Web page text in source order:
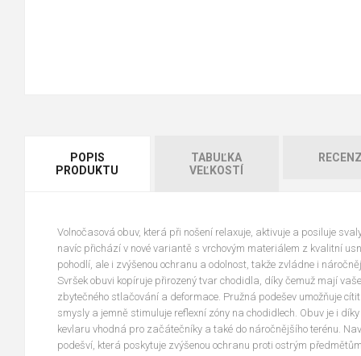
POPIS
PRODUKTU
TABUĽKA
VEĽKOSTÍ
Volnočasová obuv, která při nošení relaxuje, aktivuje a posiluje
navíc přichází v nové variantě s vrchovým materiálem z kvalitní
pohodlí, ale i zvýšenou ochranu a odolnost, takže zvládne i
Svršek obuvi kopíruje přirozený tvar chodidla, díky čemuž mají
zbytečného stlačování a deformace. Pružná podešev umožňuje
smysly a jemně stimuluje reflexní zóny na chodidlech. Obuv je i
kevlaru vhodná pro začátečníky a také do náročnějšího terénu.
podešví, která poskytuje zvýšenou ochranu proti ostrým